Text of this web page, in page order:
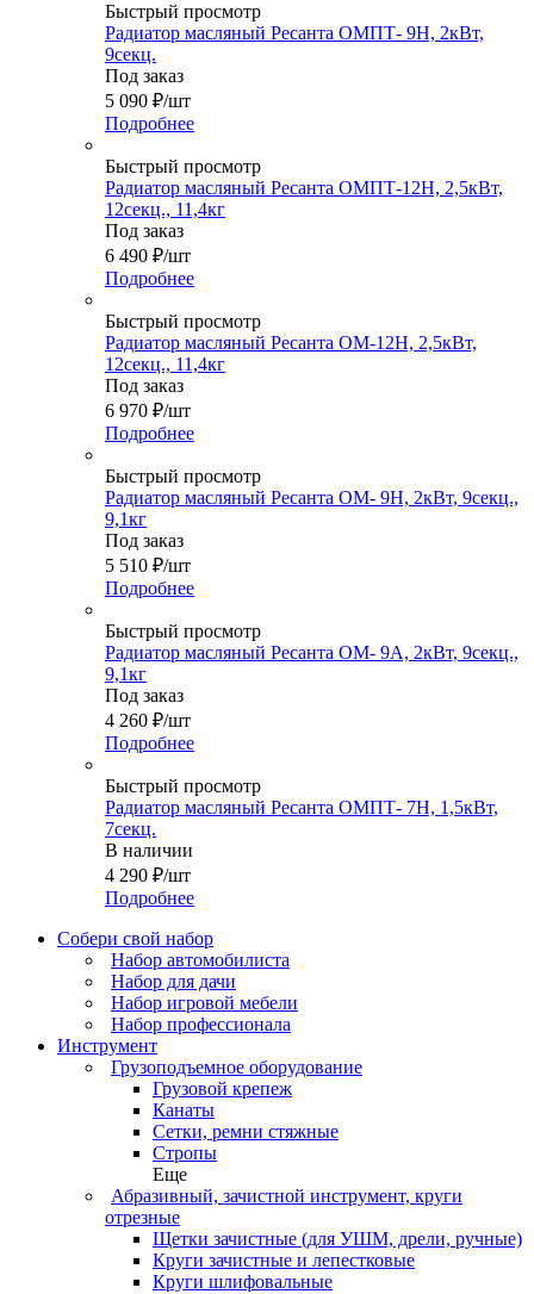
Быстрый просмотр
Радиатор масляный Ресанта ОМПТ- 9Н, 2кВт,
9секц.
Под заказ
5 090 ₽/шт
Подробнее
Быстрый просмотр
Радиатор масляный Ресанта ОМПТ-12Н, 2,5кВт,
12секц., 11,4кг
Под заказ
6 490 ₽/шт
Подробнее
Быстрый просмотр
Радиатор масляный Ресанта ОМ-12Н, 2,5кВт,
12секц., 11,4кг
Под заказ
6 970 ₽/шт
Подробнее
Быстрый просмотр
Радиатор масляный Ресанта ОМ- 9Н, 2кВт, 9секц.,
9,1кг
Под заказ
5 510 ₽/шт
Подробнее
Быстрый просмотр
Радиатор масляный Ресанта ОМ- 9А, 2кВт, 9секц.,
9,1кг
Под заказ
4 260 ₽/шт
Подробнее
Быстрый просмотр
Радиатор масляный Ресанта ОМПТ- 7Н, 1,5кВт,
7секц.
В наличии
4 290 ₽/шт
Подробнее
Собери свой набор
Набор автомобилиста
Набор для дачи
Набор игровой мебели
Набор профессионала
Инструмент
Грузоподъемное оборудование
Грузовой крепеж
Канаты
Сетки, ремни стяжные
Стропы
Еще
Абразивный, зачистной инструмент, круги
отрезные
Щетки зачистные (для УШМ, дрели, ручные)
Круги зачистные и лепестковые
Круги шлифовальные